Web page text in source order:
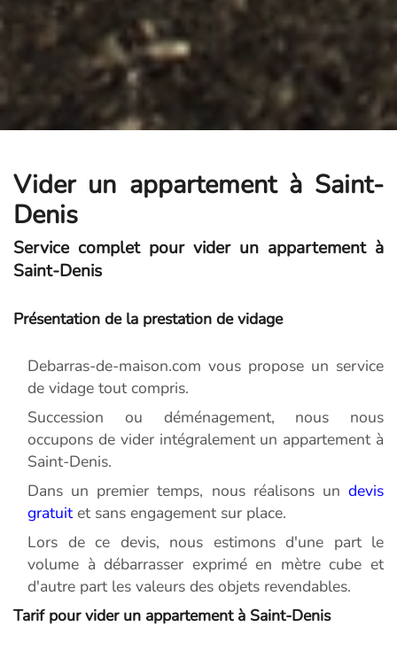
Vider un appartement à Saint-
Denis
Service complet pour vider un appartement à
Saint-Denis
Présentation de la prestation de vidage
Debarras-de-maison.com vous propose un service
de vidage tout compris.
Succession ou déménagement, nous nous
occupons de vider intégralement un appartement à
Saint-Denis.
Dans un premier temps, nous réalisons un devis
gratuitet sans engagement sur place.
Lors de ce devis, nous estimons d'une part le
volume à débarrasser exprimé en mètre cube et
d'autre part les valeurs des objets revendables.
Tarif pour vider un appartement à Saint-Denis